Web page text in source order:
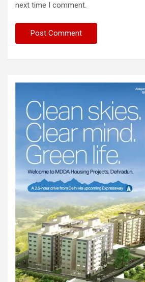
next time I comment.